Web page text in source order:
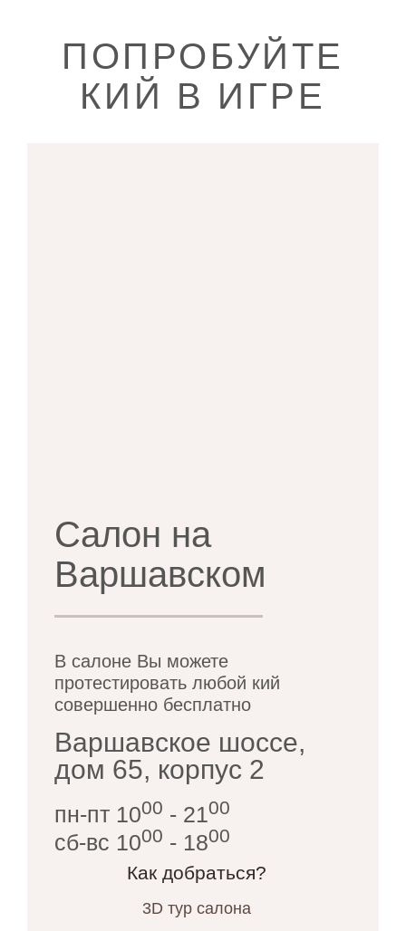
ПОПРОБУЙТЕ
КИЙ В ИГРЕ
Салон на
Варшавском
В салоне Вы можете
протестировать любой кий
совершенно бесплатно
Варшавское шоссе,
дом 65, корпус 2
пн-пт 1000 - 2100
сб-вс 1000 - 1800
Как добраться?
3D тур салона